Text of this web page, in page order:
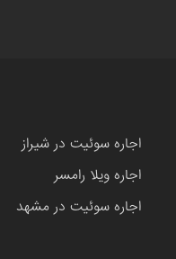
اجاره سوئیت در شیراز
اجاره ویلا رامسر
اجاره سوئیت در مشهد